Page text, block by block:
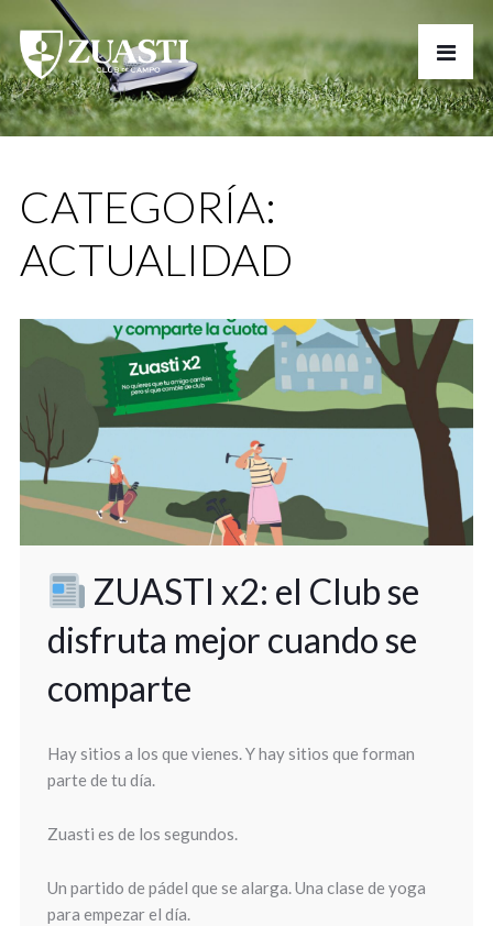
CATEGORÍA:
ACTUALIDAD
ZUASTI x2: el Club se
disfruta mejor cuando se
comparte
Hay sitios a los que vienes. Y hay sitios que forman
parte de tu día.
Zuasti es de los segundos.
Un partido de pádel que se alarga. Una clase de yoga
para empezar el día.